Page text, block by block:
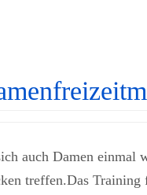
auch Damen einmal
treffen.Das